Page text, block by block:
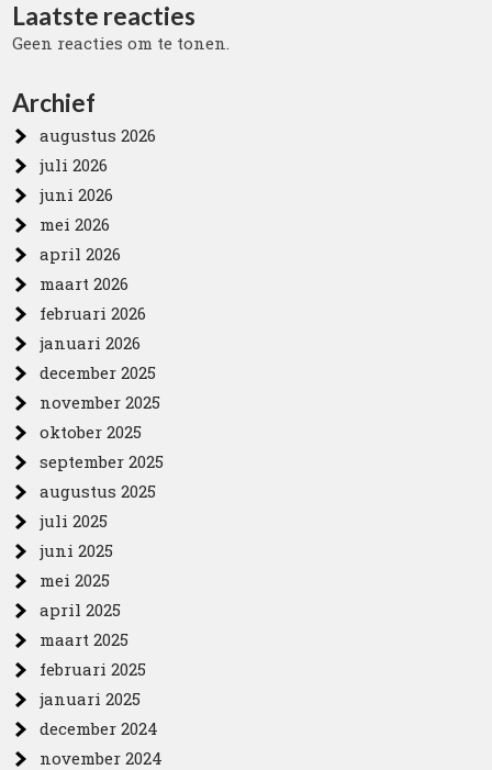
Laatste reacties
Geen reacties om te tonen.
Archief
augustus 2026
juli 2026
juni 2026
mei 2026
april 2026
maart 2026
februari 2026
januari 2026
december 2025
november 2025
oktober 2025
september 2025
augustus 2025
juli 2025
juni 2025
mei 2025
april 2025
maart 2025
februari 2025
januari 2025
december 2024
november 2024